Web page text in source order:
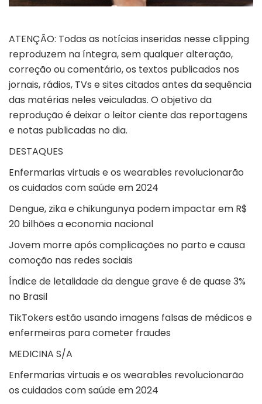
ATENÇÃO: Todas as notícias inseridas nesse clipping
reproduzem na íntegra, sem qualquer alteração,
correção ou comentário, os textos publicados nos
jornais, rádios, TVs e sites citados antes da sequência
das matérias neles veiculadas. O objetivo da
reprodução é deixar o leitor ciente das reportagens
e notas publicadas no dia.
DESTAQUES
Enfermarias virtuais e os wearables revolucionarão
os cuidados com saúde em 2024
Dengue, zika e chikungunya podem impactar em R$
20 bilhões a economia nacional
Jovem morre após complicações no parto e causa
comoção nas redes sociais
Índice de letalidade da dengue grave é de quase 3%
no Brasil
TikTokers estão usando imagens falsas de médicos e
enfermeiras para cometer fraudes
MEDICINA S/A
Enfermarias virtuais e os wearables revolucionarão
os cuidados com saúde em 2024